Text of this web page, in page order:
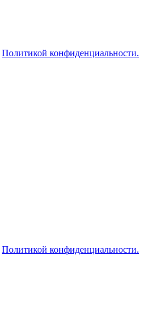
Политикой конфиденциальности.
Политикой конфиденциальности.